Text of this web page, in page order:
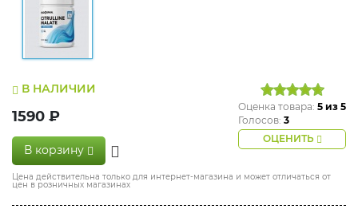
В НАЛИЧИИ
1590 ₽
В корзину
Оценка товара: 5 из 5
Голосов: 3
ОЦЕНИТЬ
Цена действительна только для интернет-магазина и может отличаться от
цен в розничных магазинах